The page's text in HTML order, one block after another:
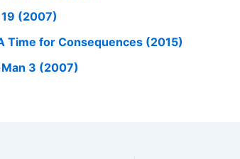
19 (2007)
Time for Consequences (2015)
3 (2007)